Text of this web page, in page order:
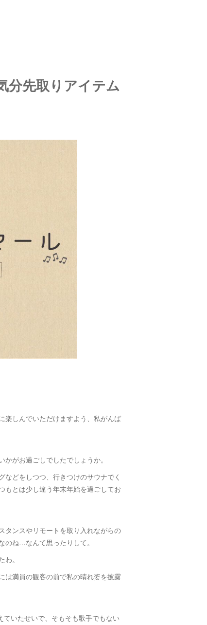
分先取りアイテム
楽しんでいただけますよう、私がんば
がお過ごしでしたでしょうか。
どをしつつ、行きつけのサウナでく
もとは少し違う年末年始を過ごしてお
タンスやリモートを取り入れながらの
のね…なんて思ったりして。
。
は満員の観客の前で私の晴れ姿を披露
いたせいで、そもそも歌手でもない